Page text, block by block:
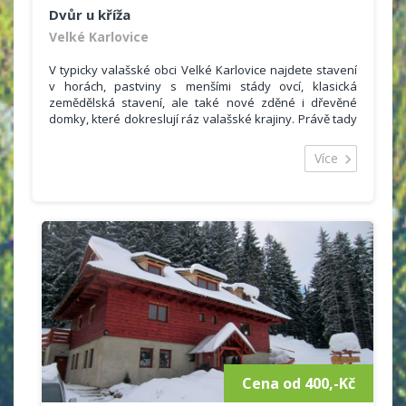
Dvůr u kříža
Velké Karlovice
V typicky valašské obci Velké Karlovice najdete stavení
v horách, pastviny s menšími stády ovcí, klasická
zemědělská stavení, ale také nové zděné i dřevěné
domky, které dokreslují ráz valašské krajiny. Právě tady
nabízíme ubytování pro 18 - 20 osob ve dvou
Podkrovní pokoje jsou oba vybaveny vlastním
sociálním zařízením – toaleta, umyvadlo a
sprchový kout. V pokojích jsou kuchyňské kouty
se skříňkou, policí, dřezem, el.vařičem,ledničkou.
K dispozici je i rychlovarná konvice a mikrovlnka.
Minikuchyňka je vybavena základním nádobím i
sklem. V pokoji nechybí stůl se židlemi, skříňky na
osobní věci. Lůžka tvoří praktické rozkládací
postele s úložným prostorem. Ve všech pokojích
jsou barevné televizory.
Přízemní pokoj je trochu odlišný. Dominují mu
Více
Cena od 400,-Kč